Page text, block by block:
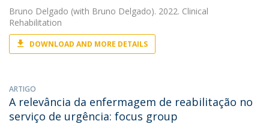
Bruno Delgado (with Bruno Delgado). 2022. Clinical
Rehabilitation
DOWNLOAD AND MORE DETAILS
ARTIGO
A relevância da enfermagem de reabilitação no
serviço de urgência: focus group